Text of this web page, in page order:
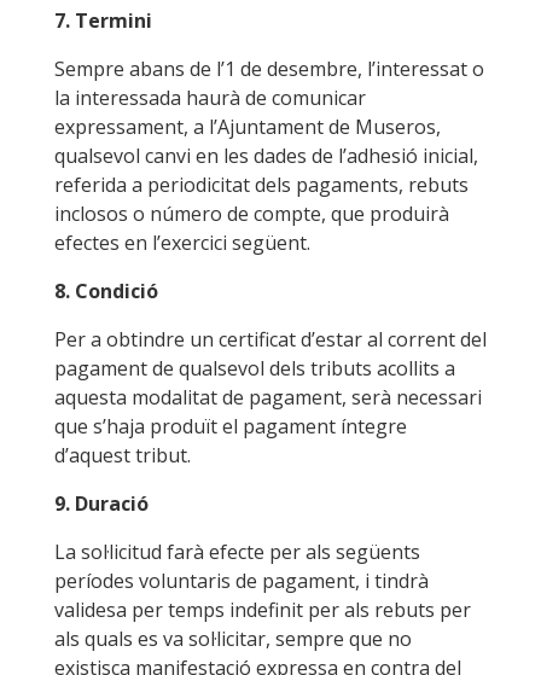
7. Termini
Sempre abans de l’1 de desembre, l’interessat o
la interessada haurà de comunicar
expressament, a l’Ajuntament de Museros,
qualsevol canvi en les dades de l’adhesió inicial,
referida a periodicitat dels pagaments, rebuts
inclosos o número de compte, que produirà
efectes en l’exercici següent.
8. Condició
Per a obtindre un certificat d’estar al corrent del
pagament de qualsevol dels tributs acollits a
aquesta modalitat de pagament, serà necessari
que s’haja produït el pagament íntegre
d’aquest tribut.
9. Duració
La sol·licitud farà efecte per als següents
períodes voluntaris de pagament, i tindrà
validesa per temps indefinit per als rebuts per
als quals es va sol·licitar, sempre que no
existisca manifestació expressa en contra del